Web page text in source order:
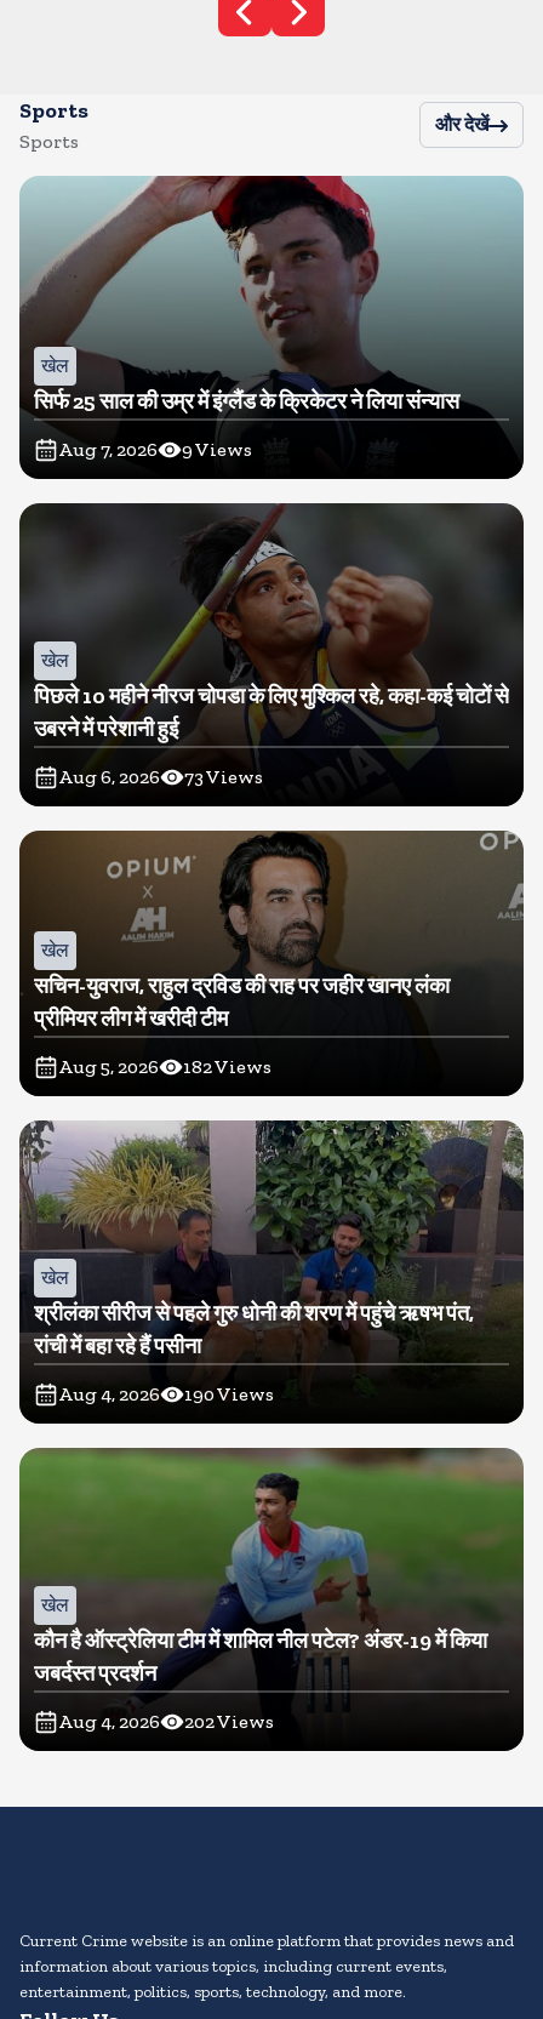
Sports
Sports
और देखें
खेल
सिर्फ 25 साल की उम्र में इंग्लैंड के क्रिकेटर ने लिया संन्यास
Aug 7, 2026 9Views
खेल
पिछले 10 महीने नीरज चोपडा के लिए मुश्किल रहे, कहा-कई चोटों से
उबरने में परेशानी हुई
Aug 6, 2026 73Views
खेल
सचिन-युवराज, राहुल द्रविड की राह पर जहीर खानए लंका
प्रीमियर लीग में खरीदी टीम
Aug 5, 2026 182Views
खेल
श्रीलंका सीरीज से पहले गुरु धोनी की शरण में पहुंचे ऋषभ पंत,
रांची में बहा रहे हैं पसीना
Aug 4, 2026 190Views
खेल
कौन है ऑस्ट्रेलिया टीम में शामिल नील पटेल? अंडर-19 में किया
जबर्दस्त प्रदर्शन
Aug 4, 2026 202Views
Current Crime website is an online platform that provides news and
information about various topics, including current events,
entertainment, politics, sports, technology, and more.